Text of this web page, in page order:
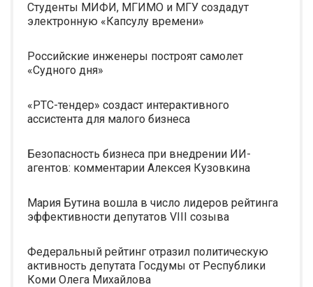
Студенты МИФИ, МГИМО и МГУ создадут
электронную «Капсулу времени»
Российские инженеры построят самолет
«Судного дня»
«РТС-тендер» создаст интерактивного
ассистента для малого бизнеса
Безопасность бизнеса при внедрении ИИ-
агентов: комментарии Алексея Кузовкина
Мария Бутина вошла в число лидеров рейтинга
эффективности депутатов VIII созыва
Федеральный рейтинг отразил политическую
активность депутата Госдумы от Республики
Коми Олега Михайлова